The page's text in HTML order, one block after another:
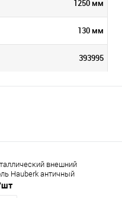
1250 мм
130 мм
393995
внешний
Hauberk античный